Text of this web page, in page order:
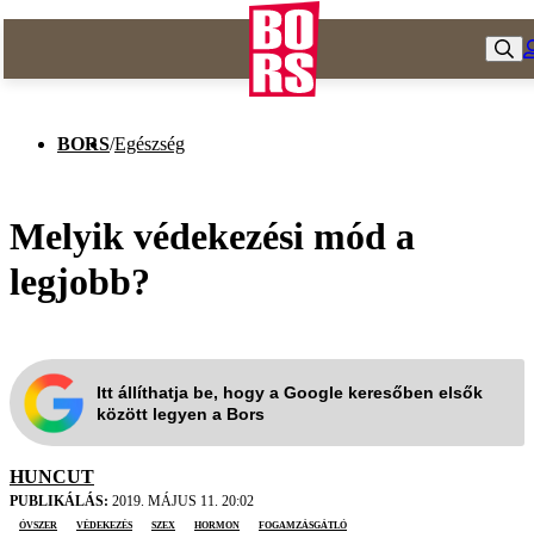
BORS/Egészség
Melyik védekezési mód a
legjobb?
Itt állíthatja be, hogy a Google keresőben elsők
között legyen a Bors
HUNCUT
PUBLIKÁLÁS: 2019. MÁJUS 11. 20:02
óvszer
védekezés szex hormon fogamzásgátló